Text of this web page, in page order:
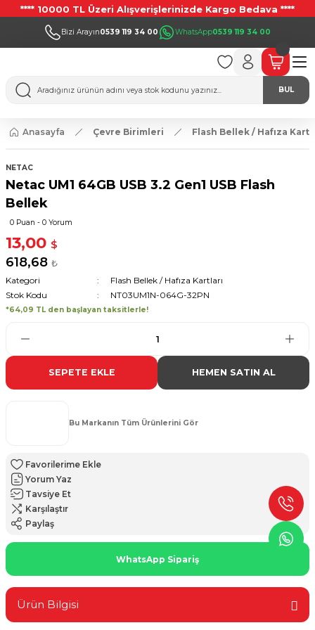
**** 10000 TL Üzeri Alışverişlerinizde Kargo Bedava ****
Bizi Arayın0539 119 34 00 WhatsApp0539 119 34 00
BUL
Anasayfa Çevre Birimleri Flash Bellek / Hafıza
NETAC
Netac UM1 64GB USB 3.2 Gen1 USB Flash
Bellek
0 Puan - 0 Yorum
13,00 $
618,68 ₺
Kategori
Flash Bellek / Hafıza Kartları
Stok Kodu
NT03UM1N-064G-32PN
*64,09 TL den başlayan taksitlerle!
SEPETE EKLE HEMEN SATIN AL
Bu Markanın Tüm Ürünlerini Gör
Yorum Yaz
Tavsiye Et
Karşılaştır
Paylaş
WhatsApp Sipariş
Ürün Bilgisi